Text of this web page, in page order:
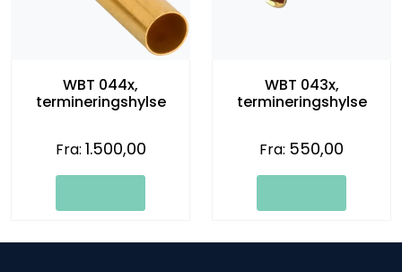
WBT 044x,
termineringshylse
Fra: 1.500,00
WBT 043x,
termineringshylse
Fra: 550,00